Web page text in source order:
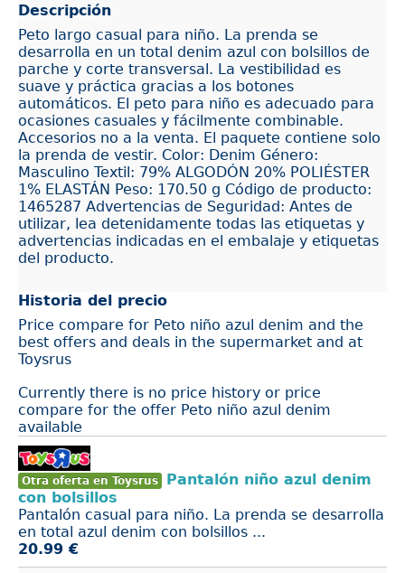
Descripción
Peto largo casual para niño. La prenda se
desarrolla en un total denim azul con bolsillos de
parche y corte transversal. La vestibilidad es
suave y práctica gracias a los botones
automáticos. El peto para niño es adecuado para
ocasiones casuales y fácilmente combinable.
Accesorios no a la venta. El paquete contiene solo
la prenda de vestir. Color: Denim Género:
Masculino Textil: 79% ALGODÓN 20% POLIÉSTER
1% ELASTÁN Peso: 170.50 g Código de producto:
1465287 Advertencias de Seguridad: Antes de
utilizar, lea detenidamente todas las etiquetas y
advertencias indicadas en el embalaje y etiquetas
del producto.
Historia del precio
Price compare for Peto niño azul denim and the
best offers and deals in the supermarket and at
Toysrus
Currently there is no price history or price
compare for the offer Peto niño azul denim
available
Otra oferta en Toysrus
Pantalón niño azul denim
con bolsillos
Pantalón casual para niño. La prenda se desarrolla
en total azul denim con bolsillos ...
20.99 €